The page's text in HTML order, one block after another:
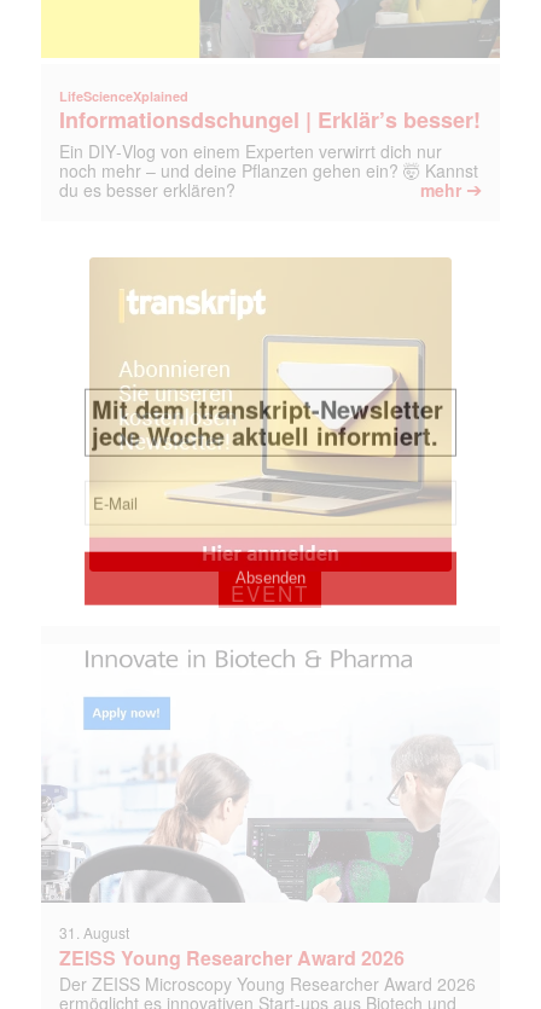
LifeScienceXplained
Informationsdschungel | Erklär’s besser!
Ein DIY‑Vlog von einem Experten verwirrt dich nur
noch mehr – und deine Pflanzen gehen ein? 🤯 Kannst
du es besser erklären?
mehr ➔
EVENT
31. August
ZEISS Young Researcher Award 2026
Der ZEISS Microscopy Young Researcher Award 2026
ermöglicht es innovativen Start-ups aus Biotech und